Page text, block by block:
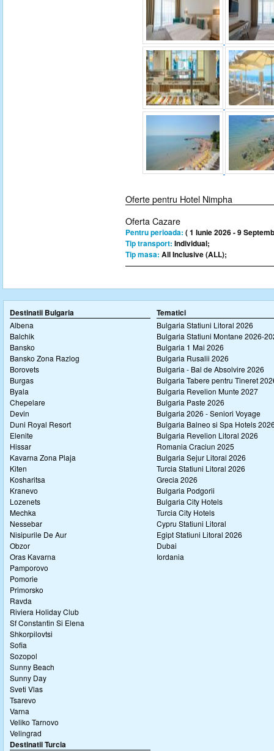
Oferte pentru Hotel Nimpha
Oferta Cazare
Pentru perioada: ( 1 Iunie 2026 - 9
Tip transport: Individual;
Tip masa: All Inclusive (ALL);
Destinatii Bulgaria
Albena
Balchik
Bansko
Bansko Zona Razlog
Borovets
Burgas
Byala
Chepelare
Devin
Duni Royal Resort
Elenite
Hissar
Kavarna Zona Plaja
Kiten
Kosharitsa
Kranevo
Lozenets
Mechka
Nessebar
Nisipurile De Aur
Obzor
Oras Kavarna
Pamporovo
Pomorie
Primorsko
Ravda
Riviera Holiday Club
Sf Constantin Si Elena
Shkorpilovtsi
Sofia
Sozopol
Sunny Beach
Sunny Day
Sveti Vlas
Tsarevo
Varna
Veliko Tarnovo
Velingrad
Destinatii Turcia
Tematici
Bulgaria Statiuni Litoral 2026
Bulgaria Statiuni Montane 2026-
Bulgaria 1 Mai 2026
Bulgaria Rusalii 2026
Bulgaria - Bal de Absolvire 2026
Bulgaria Tabere pentru Tineret
Bulgaria Revelion Munte 2027
Bulgaria Paste 2026
Bulgaria 2026 - Seniori Voyage
Bulgaria Balneo si Spa Hotels
Bulgaria Revelion Litoral 2026
Romania Craciun 2025
Bulgaria Sejur Litoral 2026
Turcia Statiuni Litoral 2026
Grecia 2026
Bulgaria Podgorii
Bulgaria City Hotels
Turcia City Hotels
Cypru Statiuni Litoral
Egipt Statiuni Litoral 2026
Dubai
Iordania